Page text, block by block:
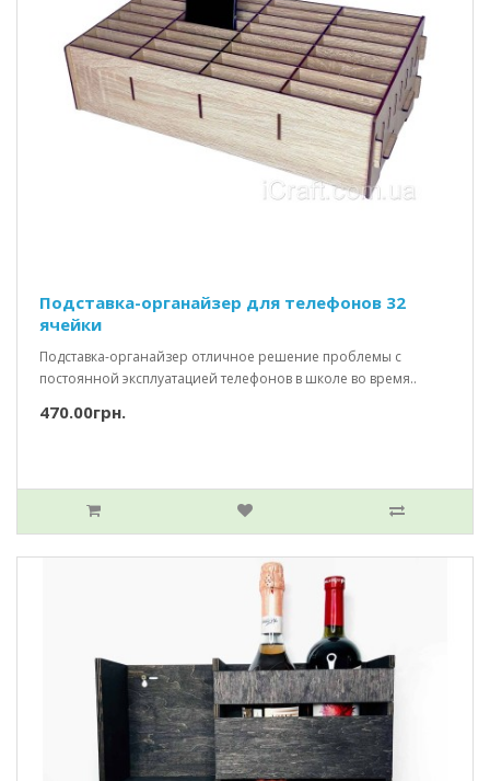
Подставка-органайзер для телефонов 32
ячейки
Подставка-органайзер отличное решение проблемы с
постоянной эксплуатацией телефонов в школе во время..
470.00грн.